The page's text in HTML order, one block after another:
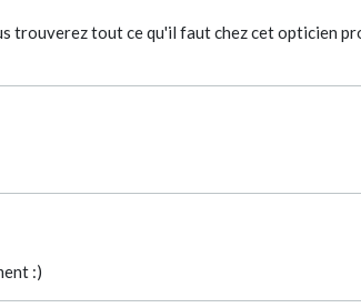
trouverez tout ce qu'il faut chez cet opticien
:)